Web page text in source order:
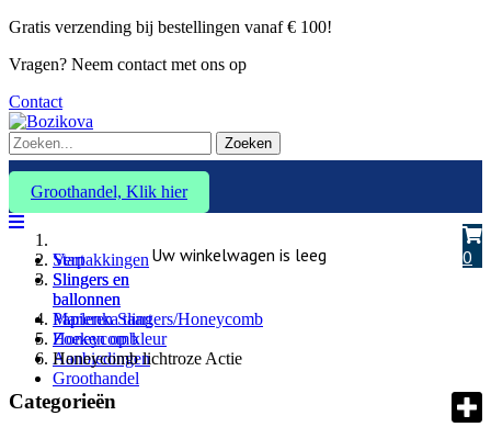
Gratis verzending bij bestellingen vanaf € 100!
Vragen? Neem contact met ons op
Contact
Zoeken
Groothandel, Klik hier
0
Uw winkelwagen is leeg
Verpakkingen
Slingers en
ballonnen
Marlenka taart
Zoeken op kleur
Aanbiedingen
Groothandel
Start
Slingers en
ballonnen
Papieren Slingers/Honeycomb
Honeycomb
Honeycomb lichtroze Actie
Categorieën